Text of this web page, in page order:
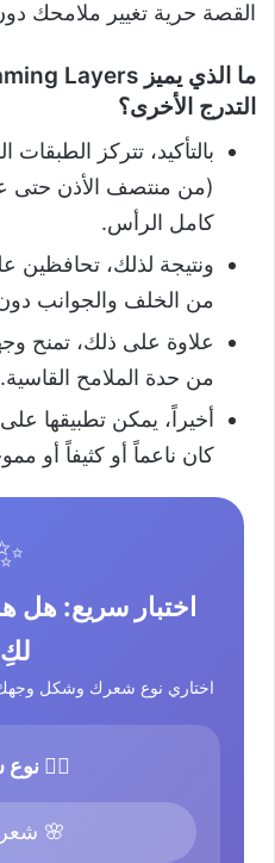
القصة حرية تغيير ملامحك
التدرج الأخرى؟
بالتأكيد، تتركز
(من منتصف الأذن حتى
كامل الرأس.
ونتيجة لذلك،
من الخلف والجوانب
علاوة على ذلك، تمنح
من حدة الملامح القاسية.
أخيراً، يمكن تطبيقها
كان ناعماً أو كثيفاً أو
اختبار سريع: هل
اختاري نوع شعرك وشكل
💇‍♀️
🌸